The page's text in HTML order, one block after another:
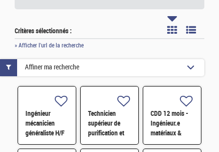
Critères sélectionnés :
» Afficher l'url de la recherche
Ingénieur
mécanicien
généraliste H/F
Technicien
supérieur de
purification et
fabrication en
CDD 12 mois -
Ingénieur.e
matériaux &
soudage H/F
Affiner ma recherche